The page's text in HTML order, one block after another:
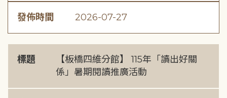
發佈時間 2026-07-27
標題
【板橋四維分館】 115年「讀出好關
係」暑期閱讀推廣活動